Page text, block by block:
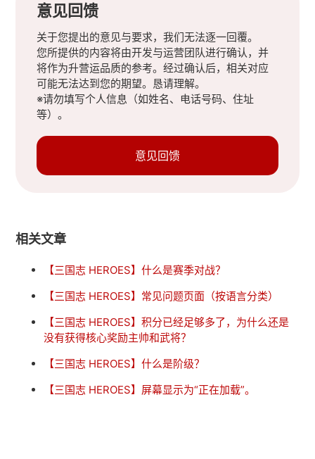
意见回馈
关于您提出的意见与要求，我们无法逐一回覆。
您所提供的内容将由开发与运营团队进行确认，并
将作为升营运品质的参考。经过确认后，相关对应
可能无法达到您的期望。恳请理解。
※请勿填写个人信息（如姓名、电话号码、住址
等）。
意见回馈
相关文章
【三国志 HEROES】什么是赛季对战？
【三国志 HEROES】常见问题页面（按语言分类）
【三国志 HEROES】积分已经足够多了，为什么还是
没有获得核心奖励主帅和武将？
【三国志 HEROES】什么是阶级？
【三国志 HEROES】屏幕显示为“正在加载”。